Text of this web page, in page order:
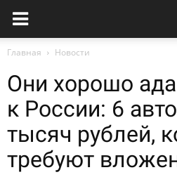
Главная Новости
Они хорошо
к России: 6
тысяч рублей,
требуют